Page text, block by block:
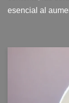
esencial al